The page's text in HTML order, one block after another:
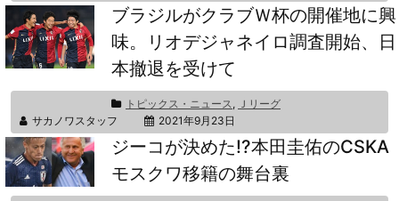
ブラジルがクラブＷ杯の開催地に興
味。リオデジャネイロ調査開始、日
本撤退を受けて
トピックス・ニュース, Ｊリーグ
サカノワスタッフ
2021年9月23日
ジーコが決めた!?本田圭佑のCSKA
モスクワ移籍の舞台裏